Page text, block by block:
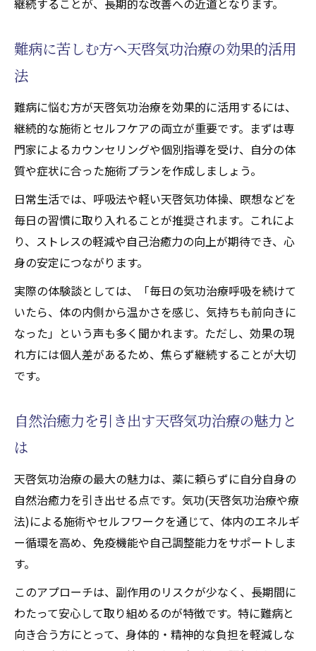
ンダリニー活性がもたらす希望
天啓気功治療や療法で活性化するクンダリ
ニー覚醒と難病寛解の希望ある関係
天啓気功治療を通じた新たな可能性の提示
心身の希望を育む天啓気功治療や療法で活
性化するチャクラと気功(天啓気功治療や療
法)の役割
スピリチュアル成長と寛解を両立する秘訣
天啓気功治療を通じたスピリチュアルな成長
スピリチュアルな気付きと天啓気功治療の
関係
天啓気功治療や療法で活性化するチャクラ
覚醒がもたらす内面の変化を実感する
気功施術(天啓気功治療や療法)で得られる心
難病と向き合う中で得るスピリチュアルな
学び
難病に苦しむ方へ天啓気功治療の効果的活用
法
難病に悩む方が天啓気功治療を効果的に活用するには、
継続的な施術とセルフケアの両立が重要です。まずは専
門家によるカウンセリングや個別指導を受け、自分の体
質や症状に合った施術プランを作成しましょう。
日常生活では、呼吸法や軽い天啓気功体操、瞑想などを
毎日の習慣に取り入れることが推奨されます。これによ
り、ストレスの軽減や自己治癒力の向上が期待でき、心
身の安定につながります。
実際の体験談としては、「毎日の気功治療呼吸を続けて
いたら、体の内側から温かさを感じ、気持ちも前向きに
なった」という声も多く聞かれます。ただし、効果の現
れ方には個人差があるため、焦らず継続することが大切
です。
自然治癒力を引き出す天啓気功治療の魅力と
は
天啓気功治療の最大の魅力は、薬に頼らずに自分自身の
自然治癒力を引き出せる点です。気功(天啓気功治療や療
法)による施術やセルフワークを通じて、体内のエネルギ
ー循環を高め、免疫機能や自己調整能力をサポートしま
す。
このアプローチは、副作用のリスクが少なく、長期間に
わたって安心して取り組めるのが特徴です。特に難病と
向き合う方にとって、身体的・精神的な負担を軽減しな